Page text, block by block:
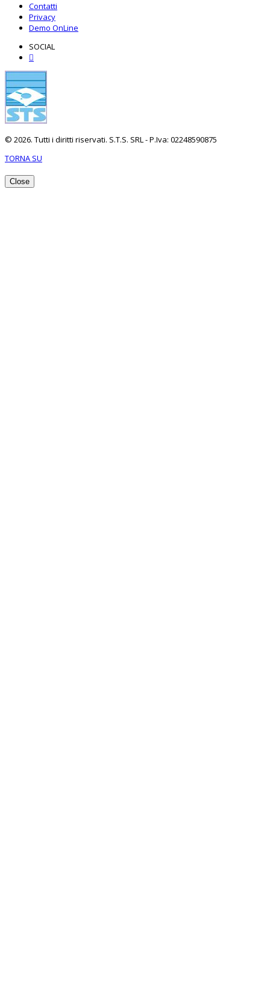
Contatti
Privacy
Demo OnLine
SOCIAL
© 2026. Tutti i diritti riservati. S.T.S. SRL - P.Iva: 02248590875
TORNA SU
Close